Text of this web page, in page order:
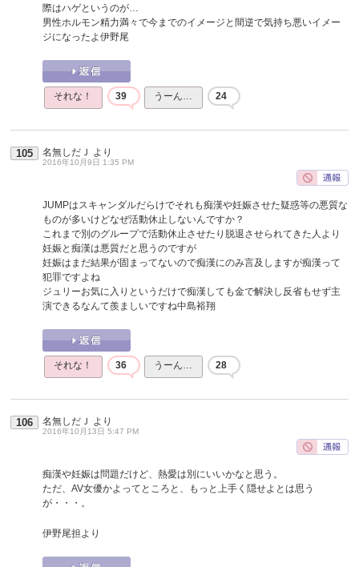
際はハゲというのが…
男性ホルモン精力満々で今までのイメージと間逆で気持ち悪いイメー
ジになったよ伊野尾
それな！ 39 うーん… 24
105 名無しだＪ より
2016年10月9日 1:35 PM
JUMPはスキャンダルだらけでそれも痴漢や妊娠させた疑惑等の悪質な
ものが多いけどなぜ活動休止しないんですか？
これまで別のグループで活動休止させたり脱退させられてきた人より
妊娠と痴漢は悪質だと思うのですが
妊娠はまだ結果が固まってないので痴漢にのみ言及しますが痴漢って
犯罪ですよね
ジュリーお気に入りというだけで痴漢しても金で解決し反省もせず主
演できるなんて羨ましいですね中島裕翔
それな！ 36 うーん… 28
106 名無しだＪ より
2016年10月13日 5:47 PM
痴漢や妊娠は問題だけど、熱愛は別にいいかなと思う。
ただ、AV女優かよってところと、もっと上手く隠せよとは思う
が・・・。
伊野尾担より